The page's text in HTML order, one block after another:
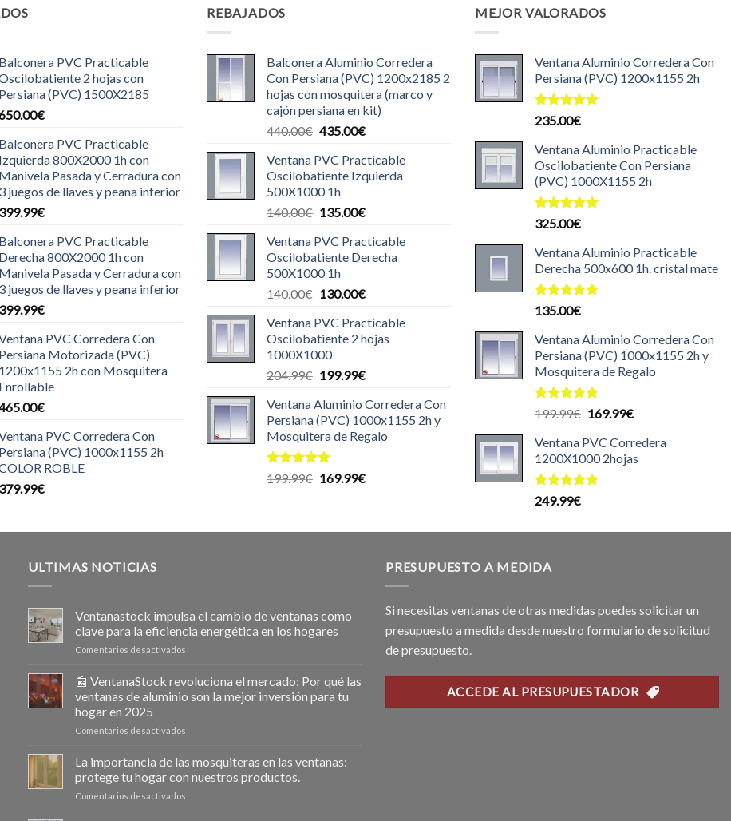
Balconera PVC Practicable
2 hojas con
Persiana (PVC) 1500X2185
€
Balconera PVC Practicable
Izquierda 800X2000 1h con
Manivela Pasada y Cerradura con
3 juegos de llaves y peana inferior
399.99€
Balconera PVC Practicable
Derecha 800X2000 1h con
Manivela Pasada y Cerradura con
3 juegos de llaves y peana inferior
399.99€
PVC Corredera Con
Persiana Motorizada (PVC)
1200x1155 2h con Mosquitera
Enrollable
€
PVC Corredera Con
Persiana (PVC) 1000x1155 2h
ROBLE
379.99€
REBAJADOS
Balconera Aluminio Corredera
Con Persiana (PVC) 1200x2185 2
hojas con mosquitera (marco y
cajón persiana en kit)
440.00€ El
original
era:
440.00€.
435.00€El
actual
es:
Ventana PVC Practicable
Oscilobatiente Izquierda
500X1000 1h
140.00€ El
original
era:
140.00€.
135.00€El
actual
es:
Ventana PVC Practicable
Oscilobatiente Derecha
500X1000 1h
140.00€ El
original
era:
140.00€.
130.00€El
actual
es:
Ventana PVC Practicable
Oscilobatiente 2 hojas
1000X1000
204.99€ El
original
era:
204.99€.
199.99€El
actual
es:
199.99€.
Ventana Aluminio Corredera Con
Persiana (PVC) 1000x1155 2h y
Mosquitera de Regalo
Valorado
199.99€ El
169.99€El
MEJOR VALORADOS
Ventana Aluminio Corredera Con
Persiana (PVC) 1200x1155 2h
Valorado
de 5
235.00€
Ventana Aluminio Practicable
Oscilobatiente Con Persiana
(PVC) 1000X1155 2h
Valorado
de 5
325.00€
Ventana Aluminio Practicable
Derecha 500x600 1h. cristal mate
Valorado
de 5
135.00€
Ventana Aluminio Corredera Con
Persiana (PVC) 1000x1155 2h y
Mosquitera de Regalo
Valorado
de 5
199.99€ El
original
era:
199.99€.
169.99€El
actual
es:
Ventana PVC Corredera
1200X1000 2hojas
Valorado
249.99€
ULTIMAS NOTICIAS
Ventanastock impulsa el cambio de ventanas como
clave para la eficiencia energética en los hogares
Comentarios desactivados
impulsa
cambio
la
📰 VentanaStock revoluciona el mercado: Por qué las
ventanas de aluminio son la mejor inversión para tu
hogar en 2025
Comentarios desactivados
VentanaStock
revoluciona
el
La importancia de las mosquiteras en las ventanas:
protege tu hogar con nuestros productos.
Comentarios desactivados
PRESUPUESTO A MEDIDA
Si necesitas ventanas de otras medidas puedes solicitar un
presupuesto a medida desde nuestro formulario de solicitud
de presupuesto.
ACCEDE AL PRESUPUESTADOR